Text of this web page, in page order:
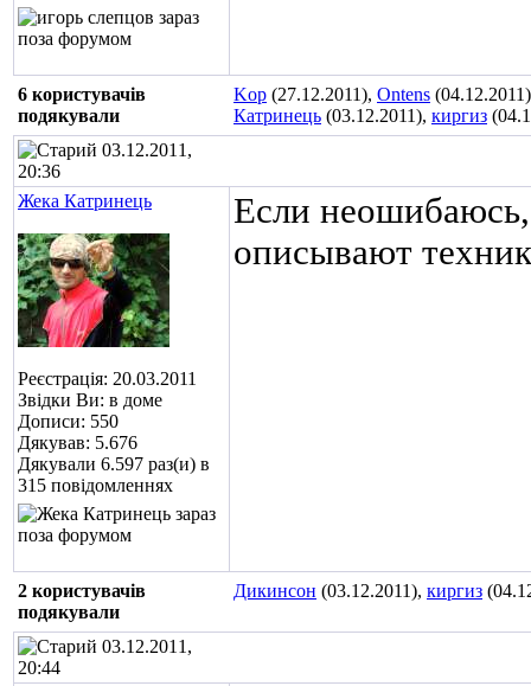
6 користувачів
подякували
Kop (27.12.2011), Ontens
Катринець (03.12.2011), киргиз
03.12.2011,
20:36
Жека Катринець
Реєстрація: 20.03.2011
Звідки Ви: в доме
Дописи: 550
Дякував: 5.676
Дякували 6.597 раз(и) в
315 повідомленнях
Если
описывают
2 користувачів
подякували
Дикинсон (03.12.2011), киргиз
03.12.2011,
20:44